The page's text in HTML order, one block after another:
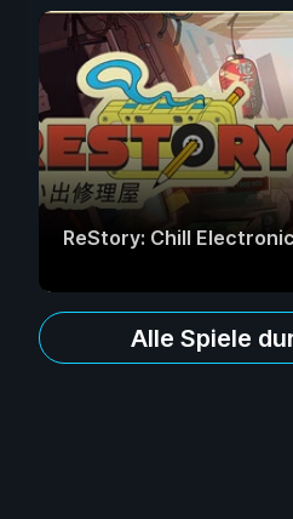
ReStory: Chill
Alle Spiele